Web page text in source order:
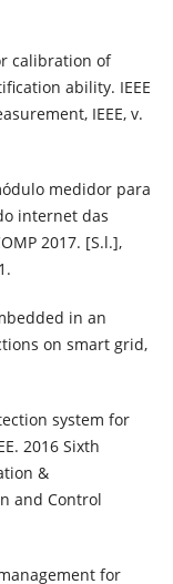
calibration of
ability. IEEE
IEEE, v.
medidor para
internet das
2017. [S.l.],
in an
on smart grid,
system for
2016 Sixth
&
and Control
for